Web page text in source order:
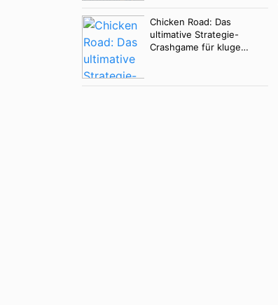
Chicken Road: Das
ultimative Strategie-
Crashgame für kluge